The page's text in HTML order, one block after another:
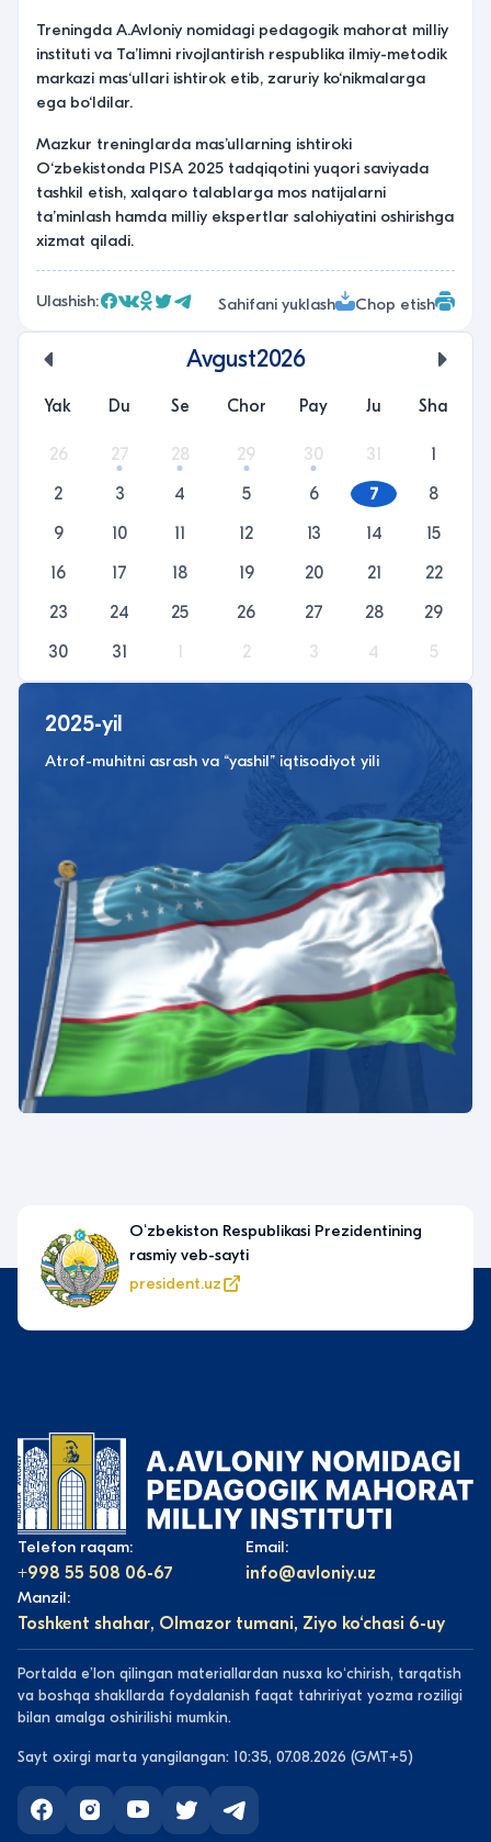
Treningda A.Avloniy nomidagi pedagogik mahorat milliy
instituti va Ta’limni rivojlantirish respublika ilmiy-metodik
markazi mas‘ullari ishtirok etib, zaruriy ko‘nikmalarga
ega bo‘ldilar.
Mazkur treninglarda mas’ullarning ishtiroki
O‘zbekistonda PISA 2025 tadqiqotini yuqori saviyada
tashkil etish, xalqaro talablarga mos natijalarni
ta’minlash hamda milliy ekspertlar salohiyatini oshirishga
xizmat qiladi.
Ulashish: Sahifani yuklash Chop etish
Avgust2026
Yak Du Se Chor Pay Ju Sha
26 27 28 29 30 31
1
2
3 4 5 6 7
8
9
10 11 12 13 14
15
16
17 18 19 20 21
22
23
24 25 26 27 28
29
30
31 2 3 4 5
2025-yil
Atrof-muhitni asrash va “yashil” iqtisodiyot yili
Yagona interaktiv davlat
xizmatlari portali
my.gov.uz
Telefon raqam:
+998 55 508 06-67
Email:
info@avloniy.uz
Manzil:
Toshkent shahar, Olmazor tumani, Ziyo ko‘chasi 6-uy
Portalda eʼlon qilingan materiallardan nusxa koʻchirish, tarqatish
va boshqa shakllarda foydalanish faqat tahririyat yozma roziligi
bilan amalga oshirilishi mumkin.
Sayt oxirgi marta yangilangan: 10:35, 07.08.2026 (GMT+5)